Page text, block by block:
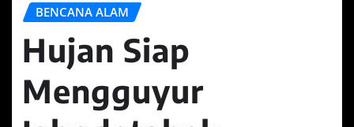
BENCANA ALAM
Hujan Siap
Mengguyur